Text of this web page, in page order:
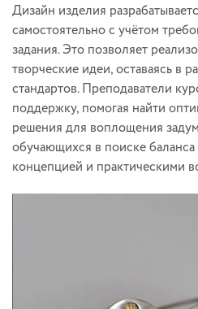
Дизайн изделия
самостоятельно с учётом
задания. Это позволяет
творческие идеи, оставаясь в
стандартов. Преподаватели
поддержку, помогая найти
решения для воплощения
обучающихся в поиске
концепцией и практическими